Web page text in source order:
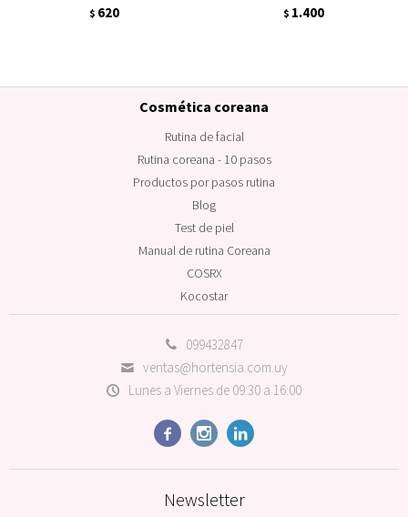
$ 620 $ 1.400
099432847
ventas@hortensia.com.uy
Lunes a Viernes de 09:30 a 16:00
  
Cosmética coreana
Rutina de facial
Rutina coreana - 10 pasos
Productos por pasos rutina
Blog
Test de piel
Manual de rutina Coreana
COSRX
Kocostar
Newsletter